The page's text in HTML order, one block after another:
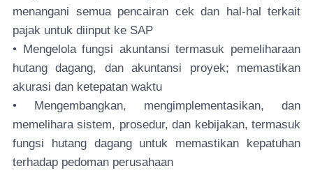
menangani semua pencairan cek dan hal-hal terkait
pajak untuk diinput ke SAP
• Mengelola fungsi akuntansi termasuk pemeliharaan
hutang dagang, dan akuntansi proyek; memastikan
akurasi dan ketepatan waktu
• Mengembangkan, mengimplementasikan, dan
memelihara sistem, prosedur, dan kebijakan, termasuk
fungsi hutang dagang untuk memastikan kepatuhan
terhadap pedoman perusahaan